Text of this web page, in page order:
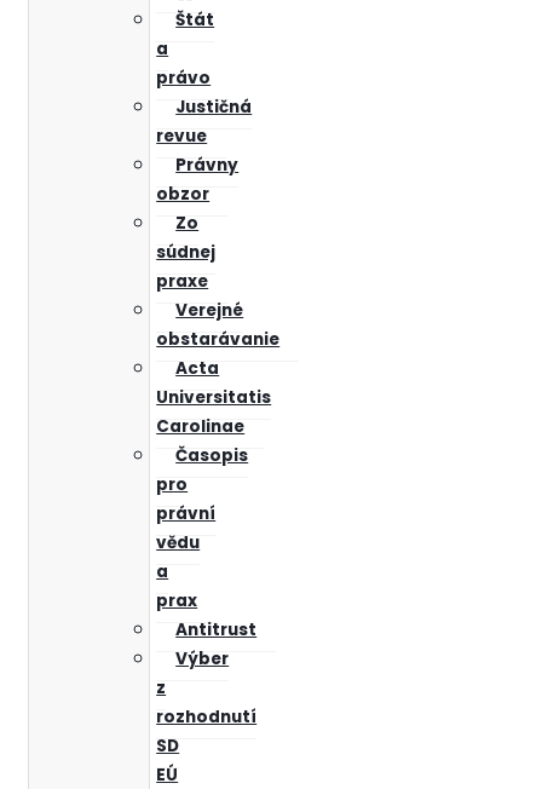
Štát
a
právo
Justičná
revue
Právny
obzor
Zo
súdnej
praxe
Verejné
obstarávanie
Acta
Universitatis
Carolinae
Časopis
pro
právní
vědu
a
prax
Antitrust
Výber
z
rozhodnutí
SD
EÚ